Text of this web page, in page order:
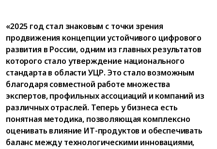
«2025 год стал знаковым с точки зрения
продвижения концепции устойчивого цифрового
развития в России, одним из главных результатов
которого стало утверждение национального
стандарта в области УЦР. Это стало возможным
благодаря совместной работе множества
экспертов, профильных ассоциаций и компаний из
различных отраслей. Теперь у бизнеса есть
понятная методика, позволяющая комплексно
оценивать влияние ИТ-продуктов и обеспечивать
баланс между технологическими инновациями,